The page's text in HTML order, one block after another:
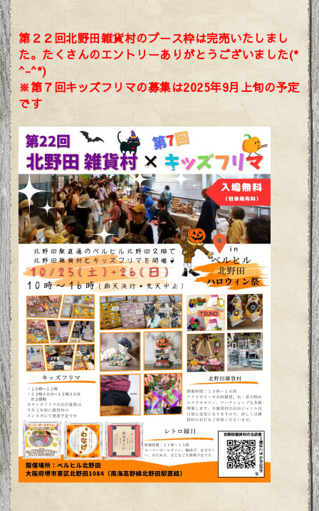
第２２回北野田雑貨村のブース枠は完売いたしまし
た。たくさんのエントリーありがとうございました(*
^-^*)
※第７回キッズフリマの募集は2025年9月上旬の予定
です